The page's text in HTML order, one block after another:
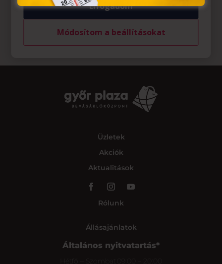
Üzletek
Akciók
Aktualitások
Rólunk
Állásajánlatok
Általános nyitvatartás*
Elfogadom
Módosítom a beállításokat